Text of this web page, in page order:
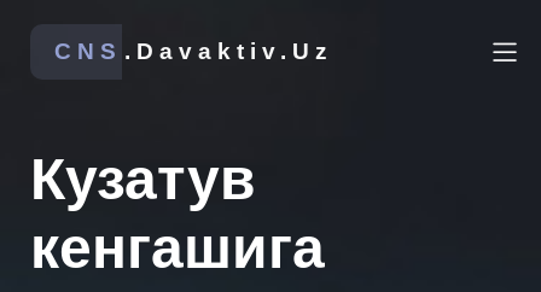
CNS .Davaktiv.Uz
Кузатув
кенгашига